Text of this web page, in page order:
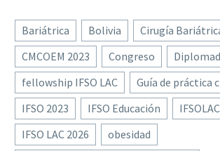
Bariátrica Bolivia
Cirugía
CMCOEM 2023
Congreso
fellowship IFSO LAC
Guía de práctica
IFSO 2023
IFSO Educación
IFSOLAC
IFSO LAC 2026
obesidad